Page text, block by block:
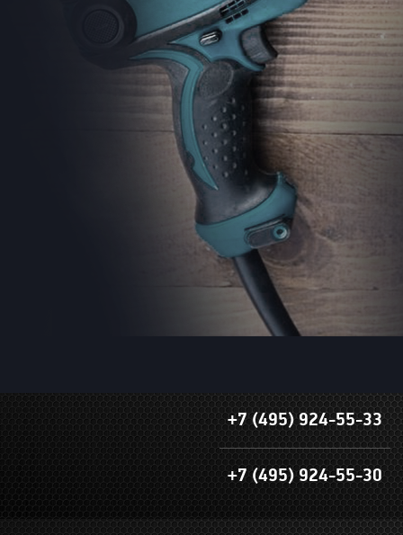
+7 (495) 924-55-33
+7 (495) 924-55-30